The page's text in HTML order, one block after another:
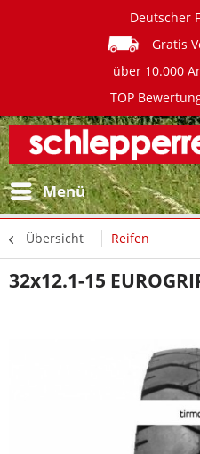
Deutscher
Gratis
über 10.000
TOP
Menü
Übersicht Reifen
32x12.1-15